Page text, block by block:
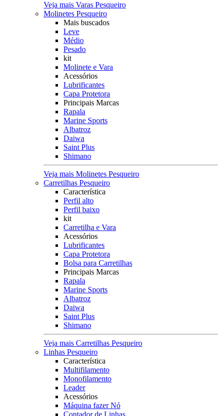
Veja mais Varas Pesqueiro
Molinetes Pesqueiro
Mais buscados
Leve
Médio
Pesado
kit
Molinete e Vara
Acessórios
Lubrificantes
Capa Protetora
Principais Marcas
Rapala
Marine Sports
Albatroz
Daiwa
Saint Plus
Shimano
Veja mais Molinetes Pesqueiro
Carretilhas Pesqueiro
Característica
Perfil alto
Perfil baixo
kit
Carretilha e Vara
Acessórios
Lubrificantes
Capa Protetora
Bolsa para Carretilhas
Principais Marcas
Rapala
Marine Sports
Albatroz
Daiwa
Saint Plus
Shimano
Veja mais Carretilhas Pesqueiro
Linhas Pesqueiro
Característica
Multifilamento
Monofilamento
Leader
Acessórios
Máquina fazer Nó
Contador de Linhas